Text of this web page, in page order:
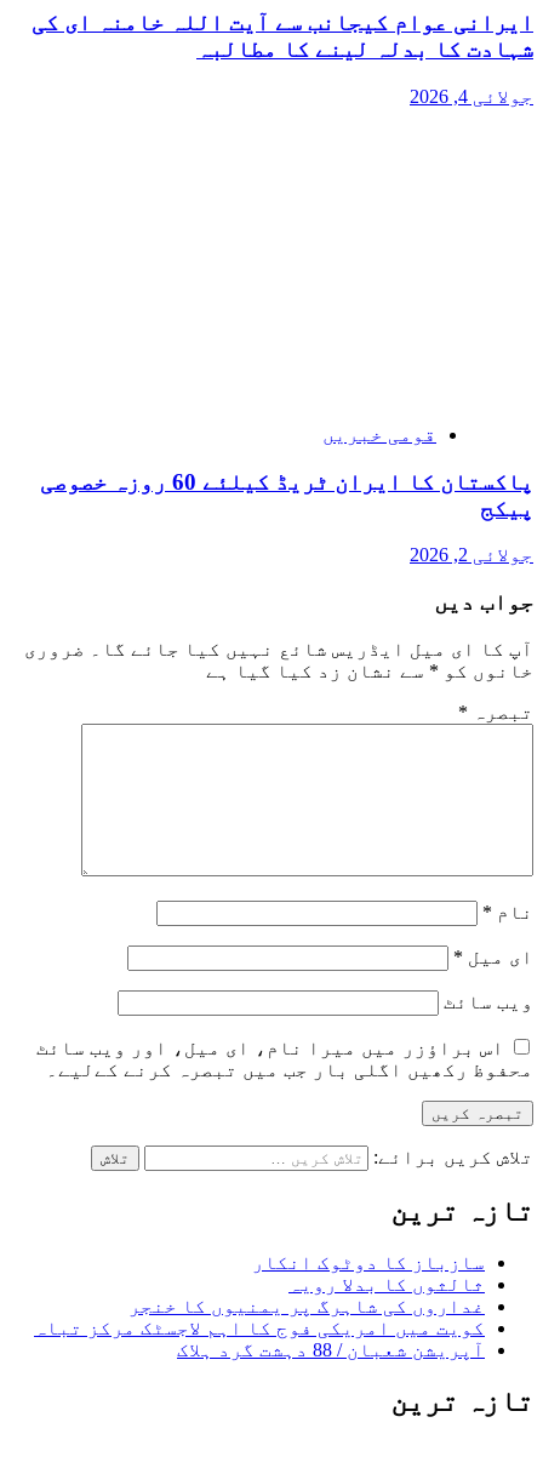
ایرانی عوام کیجانب سے آیت اللہ خامنہ ای کی
شہادت کا بدلہ لینے کا مطالبہ
جولائی 4, 2026
قومی خبریں
پاکستان کا ایران ٹریڈ کیلئے 60 روزہ خصوصی
پیکج
جولائی 2, 2026
جواب دیں
آپ کا ای میل ایڈریس شائع نہیں کیا جائے گا۔
ضروری
خانوں کو * سے نشان زد کیا گیا ہے
تبصرہ *
نام *
ای میل *
ویب‌ سائٹ
اس براؤزر میں میرا نام، ای میل، اور ویب سائٹ
محفوظ رکھیں اگلی بار جب میں تبصرہ کرنے کےلیے۔
تلاش کریں برائے:
تازہ ترین
سازباز کا دوٹوک انکار
ثالثوں کا بدلا رویہ
غداروں کی شاہرگ پر یمنیوں کا خنجر
کویت میں امریکی فوج کا اہم لاجسٹک مرکز تباہ
آپریشن شعبان / 88 دہشت گرد ہلاک
تازہ ترین